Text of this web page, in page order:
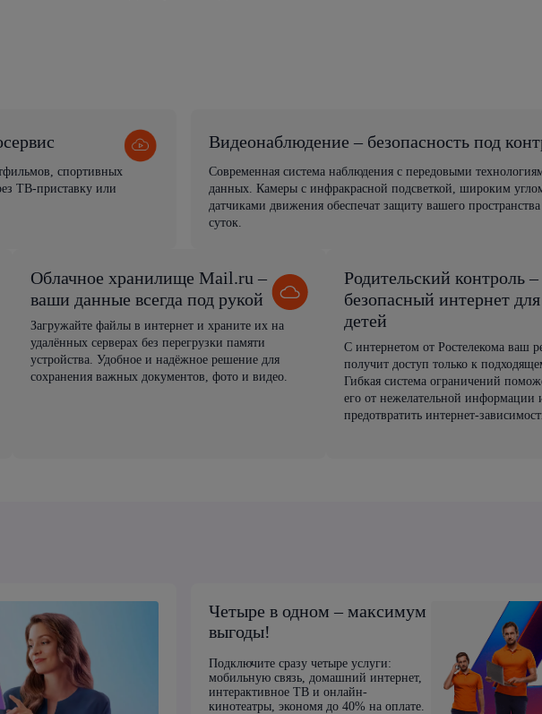
спортивных
ТВ-приставку или
Видеонаблюдение – безопасность под
Современная система наблюдения с передовыми
данных. Камеры с инфракрасной подсветкой, широким
датчиками движения обеспечат защиту вашего
суток.
Облачное хранилище Mail.ru –
ваши данные всегда под рукой
Загружайте файлы в интернет и храните их на
удалённых серверах без перегрузки памяти
устройства. Удобное и надёжное решение для
сохранения важных документов, фото и видео.
Родительский контроль –
безопасный интернет для
детей
С интернетом от Ростелекома ваш
получит доступ только к
Гибкая система ограничений
его от нежелательной информации
предотвратить интернет-
Четыре в одном – максимум
выгоды!
Подключите сразу четыре услуги:
мобильную связь, домашний интернет,
интерактивное ТВ и онлайн-
кинотеатры, экономя до 40% на оплате.